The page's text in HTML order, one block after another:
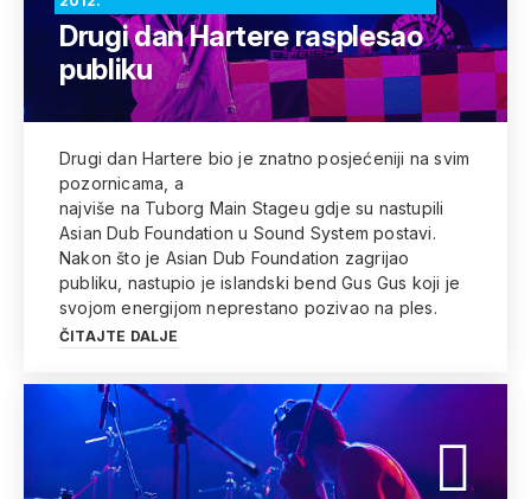
Drugi dan Hartere rasplesao
publiku
Drugi dan Hartere bio je znatno posjećeniji na svim
pozornicama, a
najviše na Tuborg Main Stageu gdje su nastupili
Asian Dub Foundation u Sound System postavi.
Nakon što je Asian Dub Foundation zagrijao
publiku, nastupio je islandski bend Gus Gus koji je
svojom energijom neprestano pozivao na ples.
ČITAJTE DALJE